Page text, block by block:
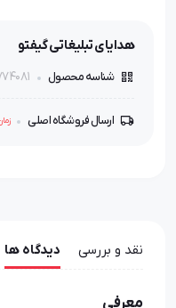
هدایای تبلیغاتی گیفتو
شناسه محصول
ارسال فروشگاه اصلی
نقد و بررسی دیدگاه ها
معرفی